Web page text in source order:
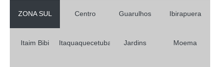
brownie personalizado para brindes preço Vila Ré
brownie lembrancinha preço Jardim Guedala
mini brownie para casamento alto da providencia
ZONA SUL Centro Guarulhos Ibirapuera
Itaim Bibi Itaquaquecetuba Jardins Moema